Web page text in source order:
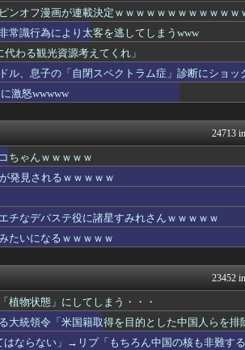
かに変わったwwww
バズッタ
茉乃と杉山結菜がC...
℃-ute派
はーとログ
的サヨナラ勝利！（海...
て興奮する男達が存在するら...
ポッカキ
核」を検討！
軍事・ミ
ポリー速
たかったんだよ」って言い...
哲学ニュ
新興宗教大嫌いな人たちな...
まとめ
…
れない体だと知ったので離...
・・
NEWSま
ｗｗｗｗｗｗｗｗｗ
ンド」は次回で最終回...
がるおん
されていた 宮崎は全...
mashlife
がシワになってるｗｗｗw...
国籍取得を目的とした中国人...
おーるじ
産アニメが話題に、日本と韓...
U-1
かせまと
ンオフ漫画が連載決定ｗｗｗｗｗｗｗｗｗｗｗｗ
常識行為により太客を逃してしまうwww
わる観光資源考えてくれ」
ル、息子の「自閉スペクトラム症」診断にショッ
激怒wwwww
24713
ちゃんｗｗｗｗｗ
発見されるｗｗｗｗｗ
チなデバステ役に諸星すみれさんｗｗｗｗｗ
たいになるｗｗｗｗｗ
23452
植物状態」にしてしまう・・・
大統領令「米国籍取得を目的とした中国人らを排
はならない」→リプ「もちろん中国の核も非難す